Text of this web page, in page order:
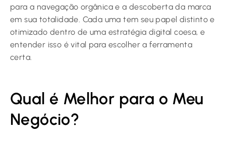
para a navegação orgânica e a descoberta da marca
em sua totalidade. Cada uma tem seu papel distinto e
otimizado dentro de uma estratégia digital coesa, e
entender isso é vital para escolher a ferramenta
certa.
Qual é Melhor para o Meu
Negócio?